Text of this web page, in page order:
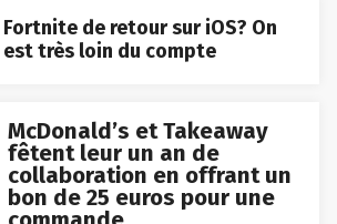
Fortnite de retour sur iOS? On
est très loin du compte
McDonald’s et Takeaway
fêtent leur un an de
collaboration en offrant un
bon de 25 euros pour une